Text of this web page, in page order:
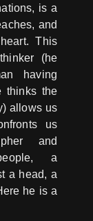
is a
and
This
(he
having
thinks the
allows us
us
and
a
a head, a
he is a